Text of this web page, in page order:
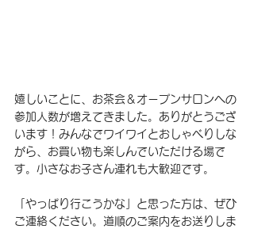
嬉しいことに、お茶会＆オープンサロンへの
参加人数が増えてきました。ありがとうござ
います！みんなでワイワイとおしゃべりしな
がら、お買い物も楽しんでいただける場で
す。小さなお子さん連れも大歓迎です。
「やっぱり行こうかな」と思った方は、ぜひ
ご連絡ください。道順のご案内をお送りしま